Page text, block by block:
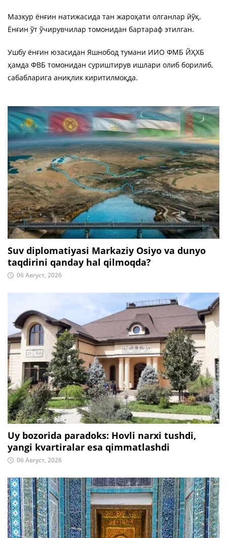
Мазкур ёнғин натижасида тан жароҳати олганлар йўқ.
Ёнғин ўт ўчирувчилар томонидан бартараф этилган.
Ушбу ёнғин юзасидан Яшнобод тумани ИИО ФМБ ЙҲХБ
ҳамда ФВБ томонидан суриштирув ишлари олиб борилиб,
сабабларига аниқлик киритилмоқда.
Suv diplomatiyasi Markaziy Osiyo va dunyo
taqdirini qanday hal qilmoqda?
06 Август, 2026
Uy bozorida paradoks: Hovli narxi tushdi,
yangi kvartiralar esa qimmatlashdi
06 Август, 2026